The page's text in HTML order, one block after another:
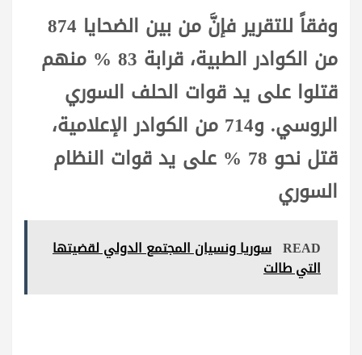
وفقاً للتقرير فإنَّ من بين الضحايا 874
من الكوادر الطبية، قرابة 83 % منهم
قتلوا على يد قوات الحلف السوري
الروسي. و714 من الكوادر الإعلامية،
قتل نحو 78 % على يد قوات النظام
السوري
READ سوريا ونسيان المجتمع الدولي لقضيتها
التي طالت